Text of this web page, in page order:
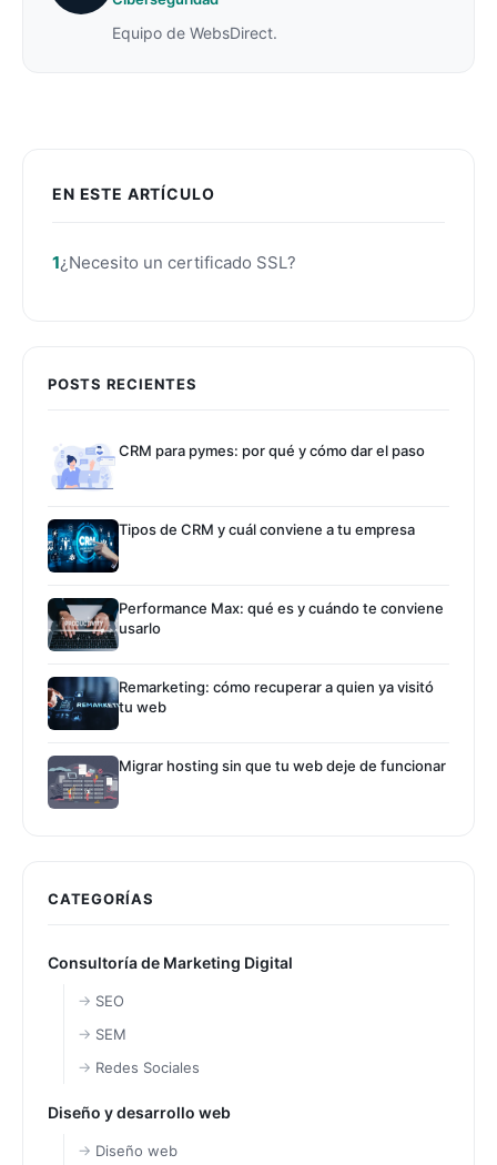
EN ESTE ARTÍCULO
¿Necesito un certificado SSL?
POSTS RECIENTES
CRM para pymes: por qué y cómo dar el paso
Tipos de CRM y cuál conviene a tu empresa
Performance Max: qué es y cuándo te conviene
usarlo
Remarketing: cómo recuperar a quien ya visitó
tu web
Migrar hosting sin que tu web deje de funcionar
CATEGORÍAS
Consultoría de Marketing Digital
SEO
SEM
Redes Sociales
Diseño y desarrollo web
Diseño web
Equipo de WebsDirect.